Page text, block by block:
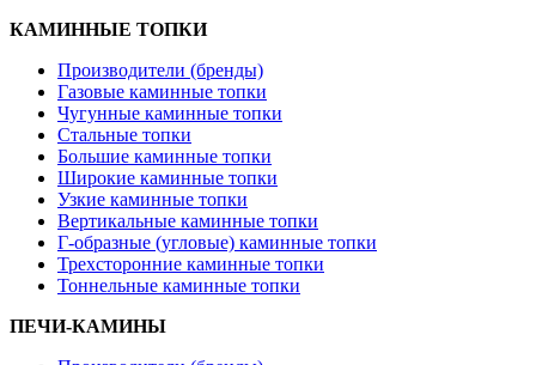
КАМИННЫЕ ТОПКИ
Производители (бренды)
Газовые каминные топки
Чугунные каминные топки
Стальные топки
Большие каминные топки
Широкие каминные топки
Узкие каминные топки
Вертикальные каминные топки
Г-образные (угловые) каминные топки
Трехсторонние каминные топки
Тоннельные каминные топки
ПЕЧИ-КАМИНЫ